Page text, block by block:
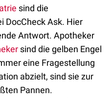
sind die
DocCheck Ask. Hier
Antwort. Apotheker
sind die gelben Engel
eine Fragestellung
abzielt, sind sie zur
Pannen.